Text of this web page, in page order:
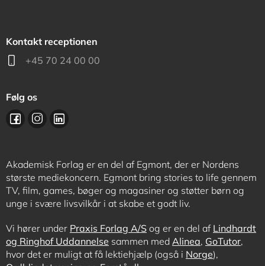
Kontakt receptionen
+45 70 24 00 00
Følg os
Akademisk Forlag er en del af Egmont, der er Nordens
største mediekoncern. Egmont bring stories to life gennem
TV, film, games, bøger og magasiner og støtter børn og
unge i svære livsvilkår i at skabe et godt liv.
Vi hører under Praxis Forlag A/S og er en del af Lindhardt
og Ringhof Uddannelse sammen med Alinea, GoTutor,
hvor det er muligt at få lektiehjælp (også i Norge),